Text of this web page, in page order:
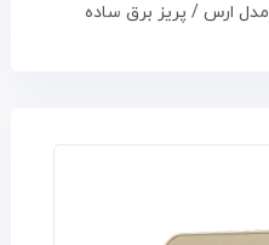
مدل ارس/ پریز برق ساده